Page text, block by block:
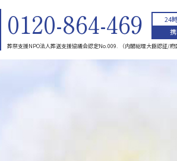
0120-864-469
24
葬祭支援NPO法人葬送支援協議会認定No.009. （内閣総理大臣認証/府